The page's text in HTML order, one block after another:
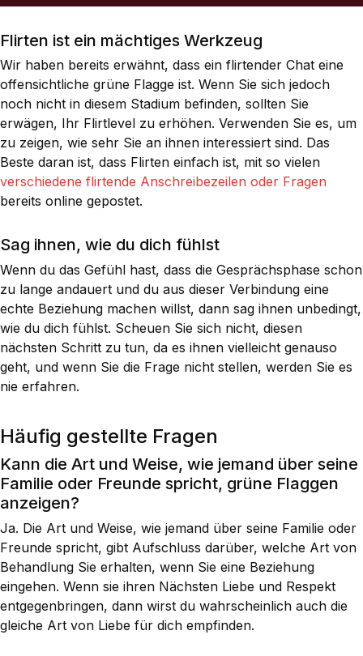
Flirten ist ein mächtiges Werkzeug
Wir haben bereits erwähnt, dass ein flirtender Chat eine
offensichtliche grüne Flagge ist. Wenn Sie sich jedoch
noch nicht in diesem Stadium befinden, sollten Sie
erwägen, Ihr Flirtlevel zu erhöhen. Verwenden Sie es, um
zu zeigen, wie sehr Sie an ihnen interessiert sind. Das
Beste daran ist, dass Flirten einfach ist, mit so vielen
verschiedene flirtende Anschreibezeilen oder Fragen
bereits online gepostet.
Sag ihnen, wie du dich fühlst
Wenn du das Gefühl hast, dass die Gesprächsphase schon
zu lange andauert und du aus dieser Verbindung eine
echte Beziehung machen willst, dann sag ihnen unbedingt,
wie du dich fühlst. Scheuen Sie sich nicht, diesen
nächsten Schritt zu tun, da es ihnen vielleicht genauso
geht, und wenn Sie die Frage nicht stellen, werden Sie es
nie erfahren.
Häufig gestellte Fragen
Kann die Art und Weise, wie jemand über seine
Familie oder Freunde spricht, grüne Flaggen
anzeigen?
Ja. Die Art und Weise, wie jemand über seine Familie oder
Freunde spricht, gibt Aufschluss darüber, welche Art von
Behandlung Sie erhalten, wenn Sie eine Beziehung
eingehen. Wenn sie ihren Nächsten Liebe und Respekt
entgegenbringen, dann wirst du wahrscheinlich auch die
gleiche Art von Liebe für dich empfinden.